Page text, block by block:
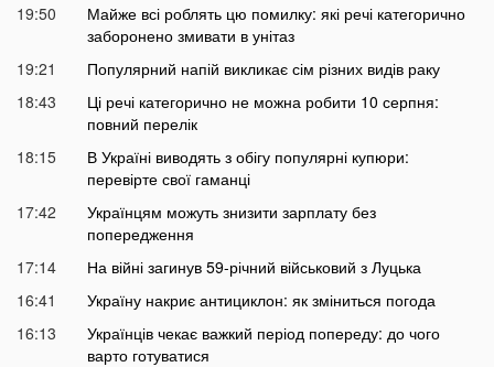
19:50
Майже всі роблять цю помилку: які речі категорично
заборонено змивати в унітаз
19:21
Популярний напій викликає сім різних видів раку
18:43
Ці речі категорично не можна робити 10 серпня:
повний перелік
18:15
В Україні виводять з обігу популярні купюри:
перевірте свої гаманці
17:42
Українцям можуть знизити зарплату без
попередження
17:14
На війні загинув 59-річний військовий з Луцька
16:41
Україну накриє антициклон: як зміниться погода
16:13
Українців чекає важкий період попереду: до чого
варто готуватися